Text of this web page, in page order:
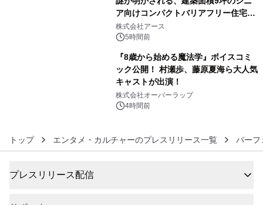
ア向けコンパクトバリアフリー住宅が
誕生
株式会社アース
5時間前
『8歳から始める魔法学』ボイスコミ
ック公開！ 村瀬歩、藤原夏海ら大人気
キャストが出演！
株式会社オーバーラップ
4時間前
トップ エンタメ・カルチャーのプレスリリース一覧 パーフ
プレスリリース配信